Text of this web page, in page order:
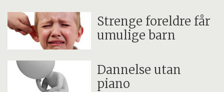
Strenge foreldre får
umulige barn
Dannelse utan
piano